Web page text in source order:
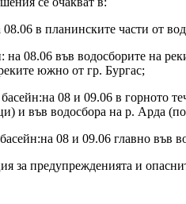
в планинските части от
на 08.06 във водосборите на
южно от гр. Бургас;
08 и 09.06 в горното
и във водосбора на р. Арда
08 и 09.06 главно във
за предупрежденията и